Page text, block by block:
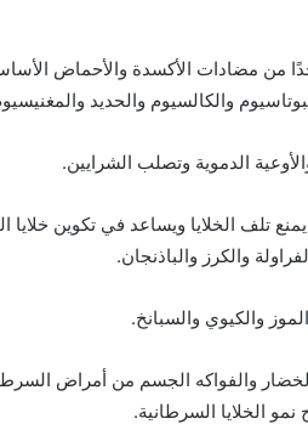
من مضادات الأكسدة والأحماض
والكالسيوم والحديد
الدموية وتصلب الشرايين.
تلف الخلايا ويساعد في تكوين خلايا
والكرز والباذنجان.
والكيوي والسبانخ.
والفواكه الجسم من أمراض
نمو الخلايا السرطانية.